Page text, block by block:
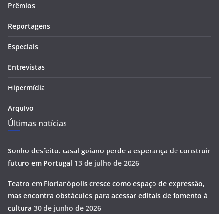
Prêmios
Reportagens
Especiais
Entrevistas
Hipermídia
Arquivo
Últimas notícias
Sonho desfeito: casal goiano perde a esperança de construir
futuro em Portugal 13 de julho de 2026
Teatro em Florianópolis cresce como espaço de expressão,
mas encontra obstáculos para acessar editais de fomento à
cultura 30 de junho de 2026